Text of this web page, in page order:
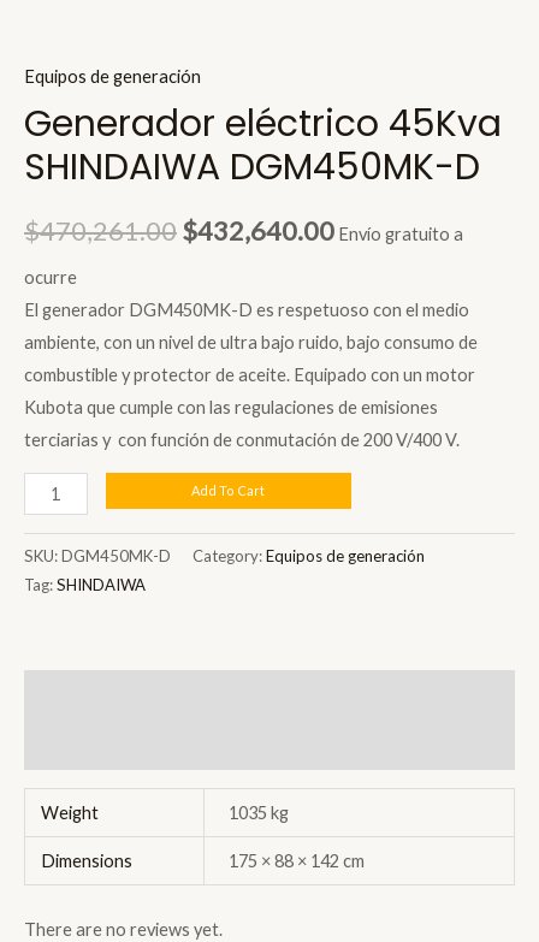
Equipos de generación
Generador eléctrico 45Kva
SHINDAIWA DGM450MK-D
$470,261.00Original
was:
$470,261.00.
$432,640.00Current
is:
$432,640.00.
Envío gratuito a
ocurre
El generador DGM450MK-D es respetuoso con el medio
ambiente, con un nivel de ultra bajo ruido, bajo consumo de
combustible y protector de aceite. Equipado con un motor
Kubota que cumple con las regulaciones de emisiones
terciarias y con función de conmutación de 200 V/400 V.
Generador
eléctrico
45Kva
SHINDAIWA
Add To Cart
SKU:DGM450MK-D Category:Equipos de generación
Tag:SHINDAIWA
Weight 1035 kg
Dimensions 175 × 88 × 142 cm
There are no reviews yet.